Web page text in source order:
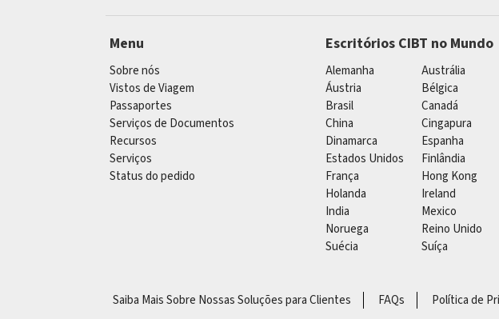
Menu
Sobre nós
Vistos de Viagem
Passaportes
Serviços de Documentos
Recursos
Serviços
Status do pedido
Escritórios CIBT no Mundo
Alemanha
Austrália
Áustria
Bélgica
Brasil
Canadá
China
Cingapura
Dinamarca
Espanha
Estados Unidos
Finlândia
França
Hong Kong
Holanda
Ireland
India
Mexico
Noruega
Reino Unido
Suécia
Suíça
Saiba Mais Sobre Nossas Soluções para Clientes FAQs Política de